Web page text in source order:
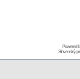
Powered
Slovenský